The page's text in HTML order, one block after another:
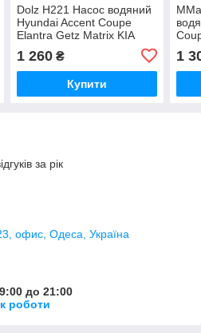
Dolz H221 Насос водяний
Hyundai Accent Coupe
Elantra Getz Matrix KIA
1 260₴
Купити
1
за рік
офис, Одеса, Україна
до 21:00
роботи